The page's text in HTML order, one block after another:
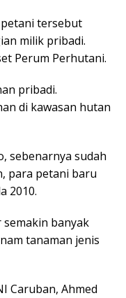
tersebut
milik pribadi.
Perum Perhutani.
pribadi.
di kawasan hutan
sebenarnya sudah
para petani baru
2010.
banyak
tanaman jenis
Caruban, Ahmed